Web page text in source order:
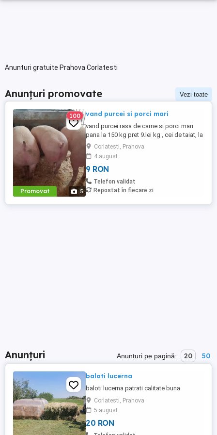
Anunturi gratuite Prahova Corlatesti
Anunțuri promovate Vezi toate
Promovat 5
100 vand purcei si porci mari
vand purcei rasa de carne si porci mari
pana la 150 kg pret 9.lei kg , cei de taiat, la
purcei difera în funcție de greutate
Corlatesti, Prahova
4 august
9 RON
Telefon validat
Repostat în fiecare zi
Anunțuri Anunțuri pe pagină: 20 50
baloti lucerna
baloti lucerna patrati calitate buna
Corlatesti, Prahova
5 august
20 RON